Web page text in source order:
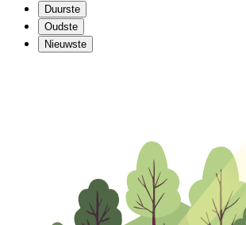
Duurste
Oudste
Nieuwste